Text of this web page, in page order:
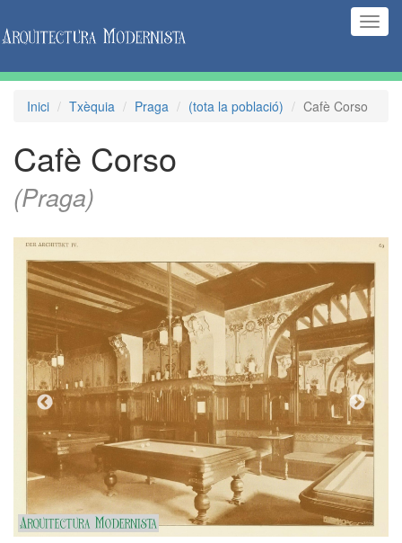
Inici Txèquia Praga (tota la població) Cafè Corso
Cafè Corso
(Praga)